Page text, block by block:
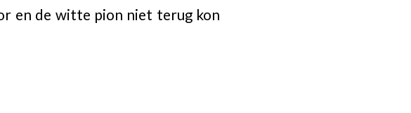
en de witte pion niet terug kon